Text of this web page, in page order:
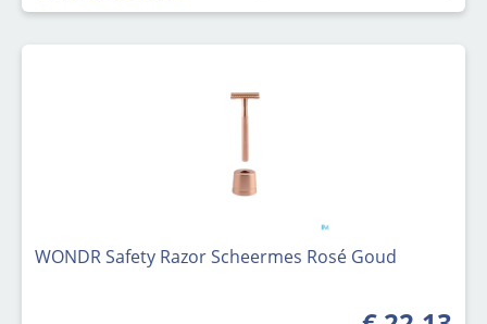
WONDR Safety Razor Scheermes Rosé Goud